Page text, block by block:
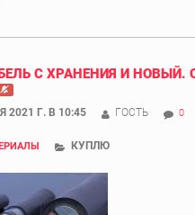
С ХРАНЕНИЯ И НОВЫЙ.
2021 Г. В 10:45 ГОСТЬ 0
КУПЛЮ